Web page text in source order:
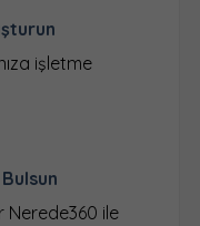
işletme
Nerede360 ile